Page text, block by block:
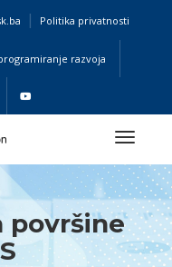
Politika privatnosti
razvoja
Toggle
površine